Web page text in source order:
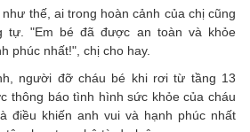
thế, ai trong hoàn cảnh của chị cũng
tự. "Em bé đã được an toàn và khỏe
phúc nhất!", chị cho hay.
người đỡ cháu bé khi rơi từ tầng 13
thông báo tình hình sức khỏe của cháu
điều khiến anh vui và hạnh phúc nhất